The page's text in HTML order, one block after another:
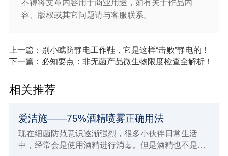
不得将文章内容用于商业用途，如有关于作品内
容、版权或其它问题请与客服联系。
上一篇：别小瞧防静电工作鞋，它是这样“击败”静电的！
下一篇：必知要点：非无菌产品微生物限度检查全解析！
相关推荐
爱洁施——75%酒精喷雾正确用法
现在细菌防范意识逐渐强烈，很多小伙伴日常生活
中，经常会是使用酒精进行消毒。但是酒精也不是随